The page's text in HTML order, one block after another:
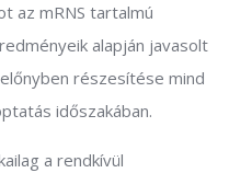
az mRNS tartalmú
alapján javasolt
részesítése mind
időszakában.
a rendkívül